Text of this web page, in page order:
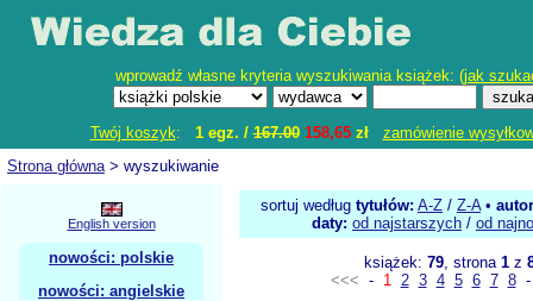
wprowadź własne kryteria wyszukiwania książek: (jak
Twój koszyk: 1 egz. /167.00 158,65zł
zamówienie
Strona główna> wyszukiwanie
English version
nowości: polskie
nowości: angielskie
sortuj według tytułów: A-Z / Z-A•
daty: od najstarszych / od
książek: 79, strona 1z
<<< - 1 2 3 4 5 6 7 8